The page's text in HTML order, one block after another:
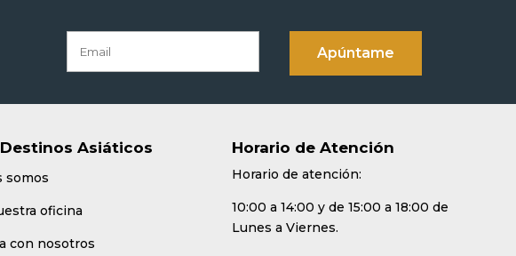
Asiáticos
somos
oficina
con nosotros
Horario de Atención
Horario de atención:
10:00 a 14:00 y de 15:00 a 18:00 de
Lunes a Viernes.